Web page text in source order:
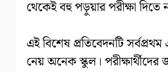
থেকেই বহু পড়ুয়ার পরীক্ষা
এই বিশেষ প্রতিবেদনটি
নেয় অনেক স্কুল।